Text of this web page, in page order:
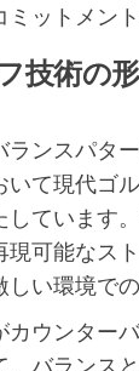
ットメン
技術の
ランスパタ
いて現代ゴ
しています
現可能なス
い環境で
カウンター